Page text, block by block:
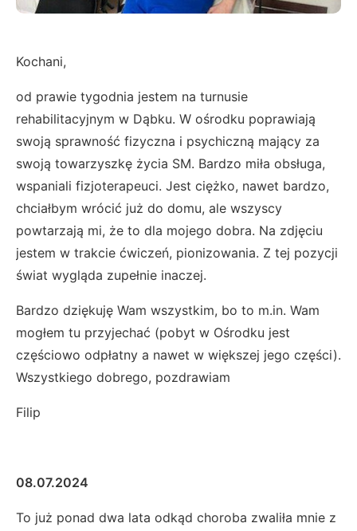
Kochani,
od prawie tygodnia jestem na turnusie
rehabilitacyjnym w Dąbku. W ośrodku poprawiają
swoją sprawność fizyczna i psychiczną mający za
swoją towarzyszkę życia SM. Bardzo miła obsługa,
wspaniali fizjoterapeuci. Jest ciężko, nawet bardzo,
chciałbym wrócić już do domu, ale wszyscy
powtarzają mi, że to dla mojego dobra. Na zdjęciu
jestem w trakcie ćwiczeń, pionizowania. Z tej pozycji
świat wygląda zupełnie inaczej.
Bardzo dziękuję Wam wszystkim, bo to m.in. Wam
mogłem tu przyjechać (pobyt w Ośrodku jest
częściowo odpłatny a nawet w większej jego części).
Wszystkiego dobrego, pozdrawiam
Filip
08.07.2024
To już ponad dwa lata odkąd choroba zwaliła mnie z